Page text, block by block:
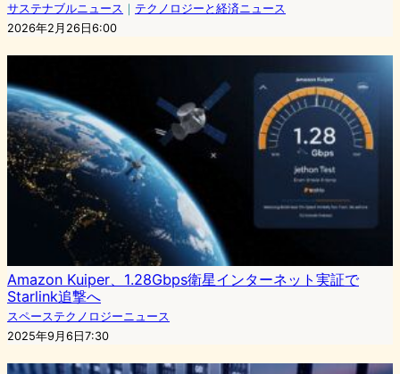
サステナブルニュース ｜ テクノロジーと経済ニュース
2026年2月26日6:00
Amazon Kuiper、1.28Gbps衛星インターネット実証で
Starlink追撃へ
スペーステクノロジーニュース
2025年9月6日7:30